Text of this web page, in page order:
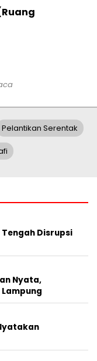
Pelantikan Serentak
Disrupsi
Nyata,